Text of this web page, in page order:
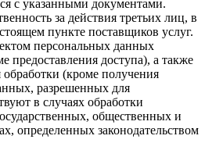
с указанными документами.
за действия третьих лиц, в
пункте поставщиков услуг.
персональных данных
предоставления доступа), а также
(кроме получения
разрешенных для
в случаях обработки
общественных и
определенных законодательством